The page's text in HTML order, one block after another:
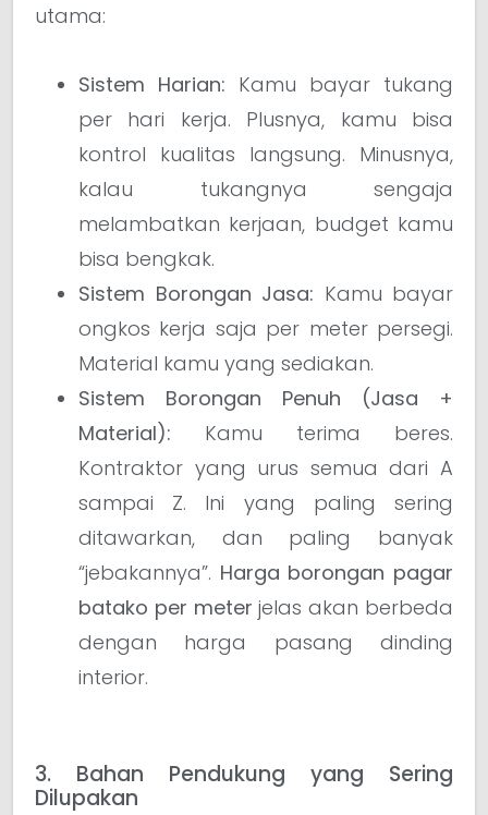
utama:
Sistem Harian: Kamu bayar tukang
per hari kerja. Plusnya, kamu bisa
kontrol kualitas langsung. Minusnya,
kalau tukangnya sengaja
melambatkan kerjaan, budget kamu
bisa bengkak.
Sistem Borongan Jasa: Kamu bayar
ongkos kerja saja per meter persegi.
Material kamu yang sediakan.
Sistem Borongan Penuh (Jasa +
Material): Kamu terima beres.
Kontraktor yang urus semua dari A
sampai Z. Ini yang paling sering
ditawarkan, dan paling banyak
“jebakannya”. Harga borongan pagar
batako per meter jelas akan berbeda
dengan harga pasang dinding
interior.
3. Bahan Pendukung yang Sering
Dilupakan